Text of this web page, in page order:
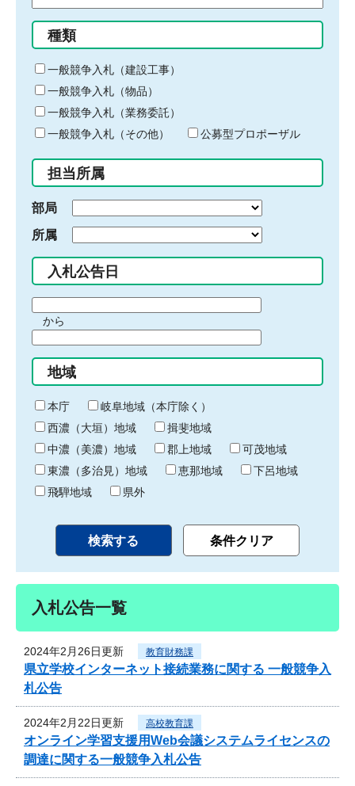
る
キ
ー
ワ
ー
ド
入
力
種類
一般競争入札（建設工事）
一般競争入札（物品）
一般競争入札（業務委託）
一般競争入札（その他）
公募型プロポーザル
担当所属
部局
所属
入札公告日
間
始
り
から
間
終
わ
り
地域
本庁
岐阜地域（本庁除く）
西濃（大垣）地域
揖斐地域
中濃（美濃）地域
郡上地域
可茂地域
東濃（多治見）地域
恵那地域
下呂地域
飛騨地域
県外
入札公告一覧
2024年2月26日更新 教育財務課
県立学校インターネット接続業務に関する 一般競争入
札公告
2024年2月22日更新 高校教育課
オンライン学習支援用Web会議システムライセンスの
調達に関する一般競争入札公告